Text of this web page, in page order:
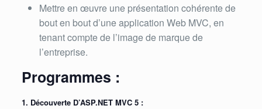
Mettre en œuvre une présentation cohérente de
bout en bout d’une application Web MVC, en
tenant compte de l’image de marque de
l’entreprise.
Programmes :
1. Découverte D’ASP.NET MVC 5 :